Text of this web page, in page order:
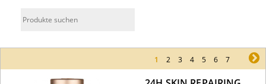
1 2 3 4 5 6 7